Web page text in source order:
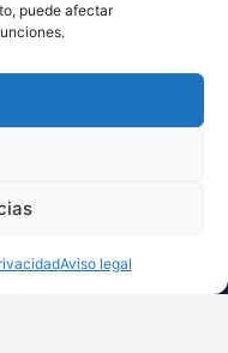
puede afectar
Aviso legal
93 238 68 68
estamos:
Giner,
Barcelona
en redes